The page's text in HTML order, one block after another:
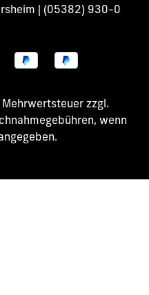
| (05382) 930-0
zzgl.
wenn